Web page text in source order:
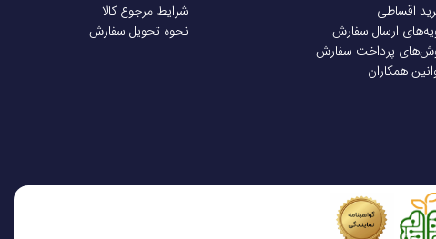
اقساطی
ارسال سفارش
پرداخت سفارش
همکاران
شرایط مرجوع کالا
نحوه تحویل سفارش